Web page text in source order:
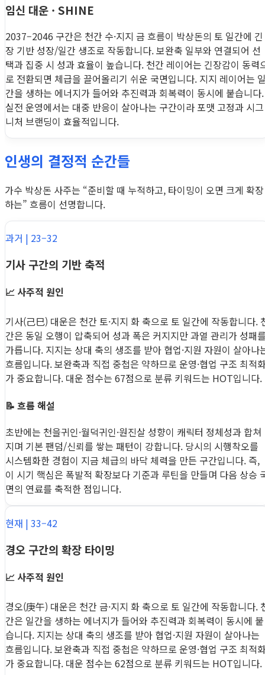
임신 대운 · SHINE
2037–2046 구간은 천간 수·지지 금 흐름이 박상돈의 토 일간에 긴
장 기반 성장/일간 생조로 작동합니다. 보완축 일부와 연결되어 선
택과 집중 시 성과 효율이 높습니다. 천간 레이어는 긴장감이 동력
로 전환되면 체급을 끌어올리기 쉬운 국면입니다. 지지 레이어는
간을 생하는 에너지가 들어와 추진력과 회복력이 동시에 붙습니다.
실전 운영에서는 대중 반응이 살아나는 구간이라 포맷 고정과 시그
니처 브랜딩이 효율적입니다.
인생의 결정적 순간들
가수 박상돈 사주는 “준비할 때 누적하고, 타이밍이 오면 크게 확장
하는” 흐름이 선명합니다.
과거 | 23–32
기사 구간의 기반 축적
📈 사주적 원인
기사(己巳) 대운은 천간 토·지지 화 축으로 토 일간에 작동합니다.
간은 동일 오행이 압축되어 성과 폭은 커지지만 과열 관리가 성패
가릅니다. 지지는 상대 축의 생조를 받아 협업·지원 자원이 살아나
흐름입니다. 보완축과 직접 중첩은 약하므로 운영·협업 구조 최적
가 중요합니다. 대운 점수는 67점으로 분류 키워드는 HOT입니다.
📝 흐름 해설
초반에는 천을귀인·월덕귀인·원진살 성향이 캐릭터 정체성과 합쳐
지며 기본 팬덤/신뢰를 쌓는 패턴이 강합니다. 당시의 시행착오를
시스템화한 경험이 지금 체급의 바닥 체력을 만든 구간입니다. 즉,
이 시기 핵심은 폭발적 확장보다 기준과 루틴을 만들며 다음 상승
면의 연료를 축적한 점입니다.
현재 | 33–42
경오 구간의 확장 타이밍
📈 사주적 원인
경오(庚午) 대운은 천간 금·지지 화 축으로 토 일간에 작동합니다.
간은 일간을 생하는 에너지가 들어와 추진력과 회복력이 동시에 붙
습니다. 지지는 상대 축의 생조를 받아 협업·지원 자원이 살아나는
흐름입니다. 보완축과 직접 중첩은 약하므로 운영·협업 구조 최적
가 중요합니다. 대운 점수는 62점으로 분류 키워드는 HOT입니다.